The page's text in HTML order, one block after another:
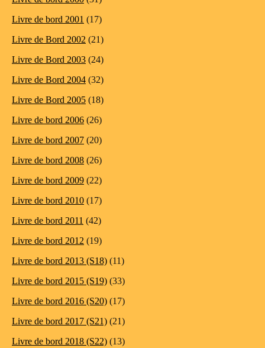
Livre de bord 2001 (17)
Livre de Bord 2002 (21)
Livre de Bord 2003 (24)
Livre de Bord 2004 (32)
Livre de Bord 2005 (18)
Livre de bord 2006 (26)
Livre de bord 2007 (20)
Livre de bord 2008 (26)
Livre de bord 2009 (22)
Livre de bord 2010 (17)
Livre de bord 2011 (42)
Livre de bord 2012 (19)
Livre de bord 2013 (S18) (11)
Livre de bord 2015 (S19) (33)
Livre de bord 2016 (S20) (17)
Livre de bord 2017 (S21) (21)
Livre de bord 2018 (S22) (13)